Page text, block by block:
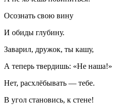
Осознать свою вину
И обиды глубину.
Заварил, дружок, ты кашу,
А теперь твердишь: «Не наша!»
Нет, расхлёбывать — тебе.
В угол становись, к стене!